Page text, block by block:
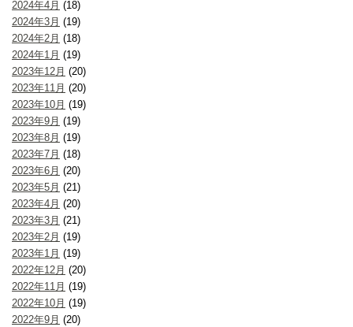
2024年4月 (18)
2024年3月 (19)
2024年2月 (18)
2024年1月 (19)
2023年12月 (20)
2023年11月 (20)
2023年10月 (19)
2023年9月 (19)
2023年8月 (19)
2023年7月 (18)
2023年6月 (20)
2023年5月 (21)
2023年4月 (20)
2023年3月 (21)
2023年2月 (19)
2023年1月 (19)
2022年12月 (20)
2022年11月 (19)
2022年10月 (19)
2022年9月 (20)